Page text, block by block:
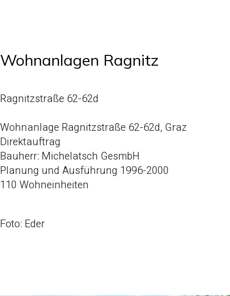
Wohnanlagen Ragnitz
Ragnitzstraße 62-62d
Wohnanlage Ragnitzstraße 62-62d, Graz
Direktauftrag
Bauherr: Michelatsch GesmbH
Planung und Ausführung 1996-2000
110 Wohneinheiten
Foto: Eder